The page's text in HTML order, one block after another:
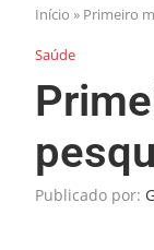
Início » Primeiro
Saúde
Publicado por: